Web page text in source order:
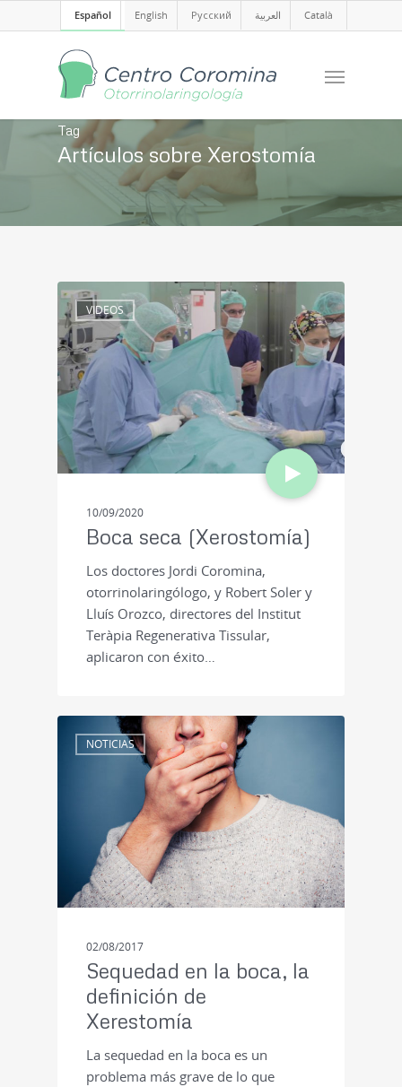
Español English Русский العربية Català
Tag
Artículos sobre Xerostomía
VIDEOS
10/09/2020
Boca seca (Xerostomía)
Los doctores Jordi Coromina,
otorrinolaringólogo, y Robert Soler y
Lluís Orozco, directores del Institut
Teràpia Regenerativa Tissular,
aplicaron con éxito…
NOTICIAS
02/08/2017
Sequedad en la boca, la
definición de
Xerestomía
La sequedad en la boca es un
problema más grave de lo que